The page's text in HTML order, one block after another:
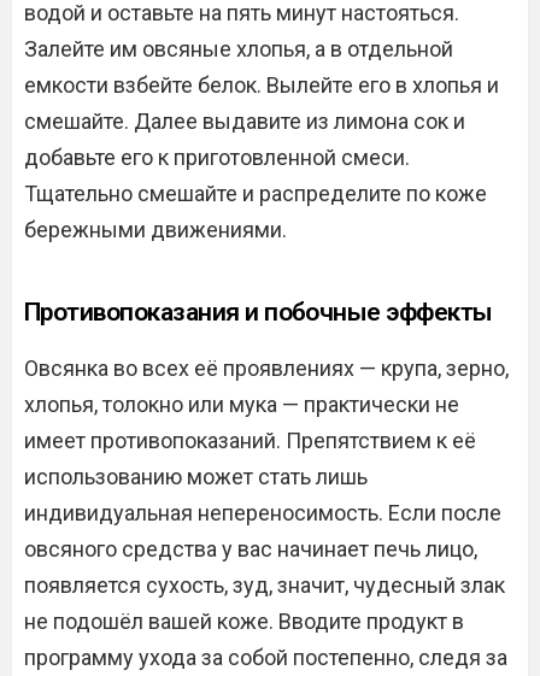
водой и оставьте на пять минут настояться.
Залейте им овсяные хлопья, а в отдельной
емкости взбейте белок. Вылейте его в хлопья и
смешайте. Далее выдавите из лимона сок и
добавьте его к приготовленной смеси.
Тщательно смешайте и распределите по коже
бережными движениями.
Противопоказания и побочные эффекты
Овсянка во всех её проявлениях — крупа, зерно,
хлопья, толокно или мука — практически не
имеет противопоказаний. Препятствием к её
использованию может стать лишь
индивидуальная непереносимость. Если после
овсяного средства у вас начинает печь лицо,
появляется сухость, зуд, значит, чудесный злак
не подошёл вашей коже. Вводите продукт в
программу ухода за собой постепенно, следя за